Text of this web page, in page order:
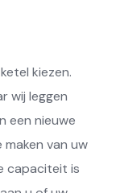
kiezen.
wij leggen
een nieuwe
van uw
capaciteit is